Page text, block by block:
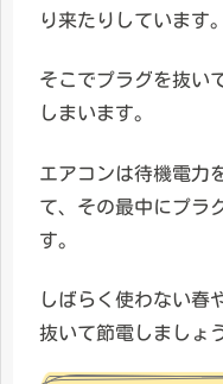
り来たりしています。
そこでプラグを抜い
しまいます。
エアコンは待機電力
て、その最中にプラ
す。
しばらく使わない春
抜いて節電しましょ